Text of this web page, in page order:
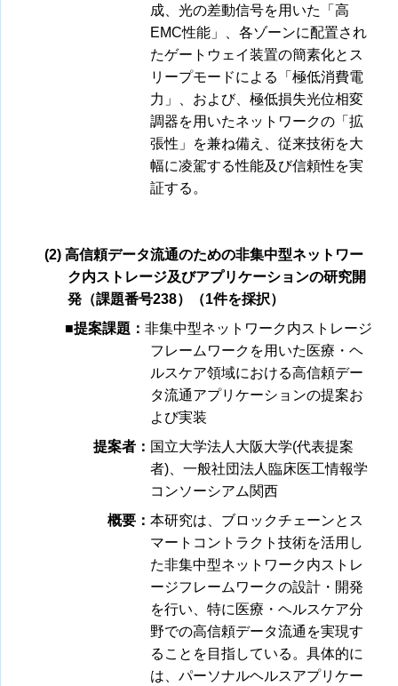
成、光の差動信号を用いた「高
EMC性能」、各ゾーンに配置され
たゲートウェイ装置の簡素化とス
リープモードによる「極低消費電
力」、および、極低損失光位相変
調器を用いたネットワークの「拡
張性」を兼ね備え、従来技術を大
幅に凌駕する性能及び信頼性を実
証する。
(2) 高信頼データ流通のための非集中型ネットワー
ク内ストレージ及びアプリケーションの研究開
発（課題番号238）（1件を採択）
■提案課題：非集中型ネットワーク内ストレージ
フレームワークを用いた医療・ヘ
ルスケア領域における高信頼デー
タ流通アプリケーションの提案お
よび実装
提案者： 国立大学法人大阪大学(代表提案
者)、一般社団法人臨床医工情報学
コンソーシアム関西
概要：本研究は、ブロックチェーンとス
マートコントラクト技術を活用し
た非集中型ネットワーク内ストレ
ージフレームワークの設計・開発
を行い、特に医療・ヘルスケア分
野での高信頼データ流通を実現す
ることを目指している。具体的に
は、パーソナルヘルスアプリケー